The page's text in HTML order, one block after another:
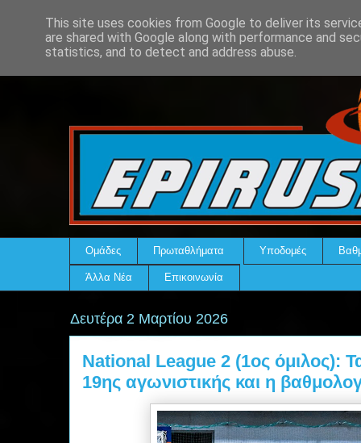
Ομάδες Πρωταθλήματα Υποδομές
Άλλα Νέα Επικοινωνία
Δευτέρα 2 Μαρτίου 2026
National League 2 (1ος όμιλος):
19ης αγωνιστικής και η
This site uses cookies from Google to deliver its
are shared with Google along with performance and
statistics, and to detect and address abuse.